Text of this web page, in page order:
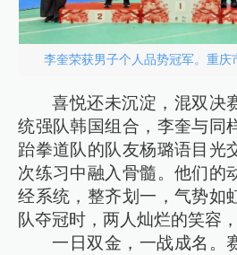
李奎荣获男子个人品势冠军。重庆
喜悦还未沉淀，混双决
统强队韩国组合，李奎与同
跆拳道队的队友杨璐语目光
次练习中融入骨髓。他们的
经系统，整齐划一，气势如
队夺冠时，两人灿烂的笑容
一日双金，一战成名。